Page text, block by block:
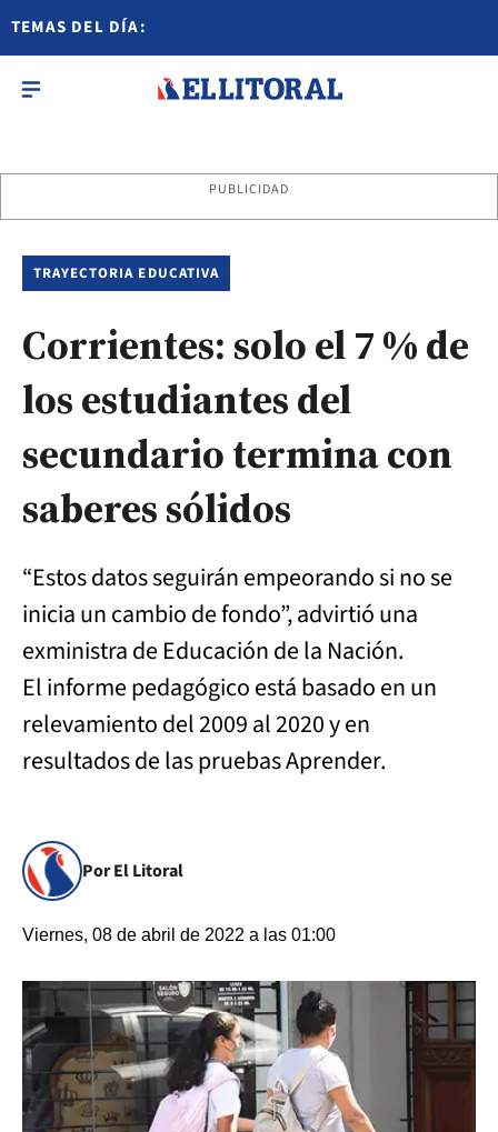
TEMAS DEL DÍA:
PUBLICIDAD
TRAYECTORIA EDUCATIVA
Corrientes: solo el 7 % de
los estudiantes del
secundario termina con
saberes sólidos
“Estos datos seguirán empeorando si no se
inicia un cambio de fondo”, advirtió una
exministra de Educación de la Nación.
El informe pedagógico está basado en un
relevamiento del 2009 al 2020 y en
resultados de las pruebas Aprender.
Por El Litoral
Viernes, 08 de abril de 2022 a las 01:00